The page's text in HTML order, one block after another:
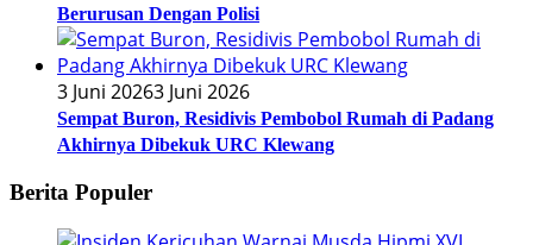
Berurusan Dengan Polisi
3 Juni 20263 Juni 2026
Sempat Buron, Residivis Pembobol Rumah di Padang
Akhirnya Dibekuk URC Klewang
Berita Populer